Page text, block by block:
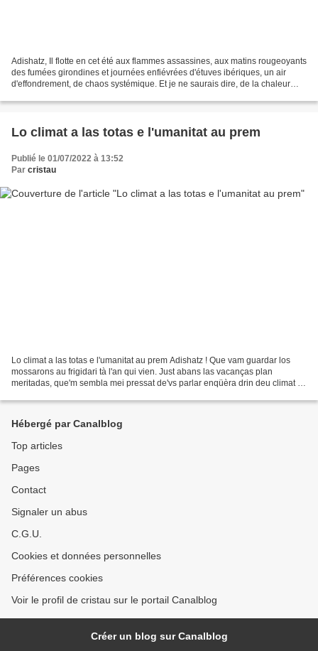
Adishatz, Il flotte en cet été aux flammes assassines, aux matins rougeoyants
des fumées girondines et journées enfiévrées d'étuves ibériques, un air
d'effondrement, de chaos systémique. Et je ne saurais dire, de la chaleur
Lo climat a las totas e l'umanitat au prem
Publié le 01/07/2022 à 13:52
Par cristau
Lo climat a las totas e l'umanitat au prem Adishatz ! Que vam guardar los
mossarons au frigidari tà l'an qui vien. Just abans las vacanças plan
meritadas, que'm sembla mei pressat de'vs parlar enqüèra drin deu climat e
Hébergé par Canalblog
Top articles
Pages
Contact
Signaler un abus
C.G.U.
Cookies et données personnelles
Préférences cookies
Voir le profil de cristau sur le portail Canalblog
Créer un blog sur Canalblog